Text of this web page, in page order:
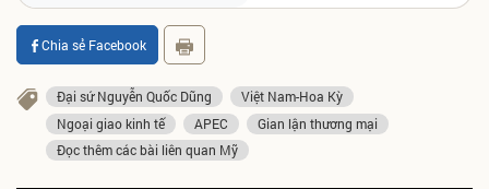
Chia sẻ Facebook
Đại sứ Nguyễn Quốc Dũng
Việt Nam-Hoa Kỳ
Ngoại giao kinh tế
APEC
Gian lận thương mại
Đọc thêm các bài liên quan Mỹ